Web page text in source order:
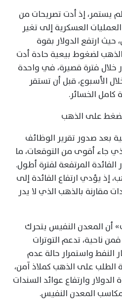
يستمر، إذ أدت تصريحات من
العسكرية إلى تغير
ارتفع الدولار بقوة
لضغوط بيعية حادة أدت
بنحو 200 دولار خلال فترة قصيرة، في واحدة
الأسبوع، قبل أن تستقر
كامل الخسائر.
تضغط على الذهب
بعد صدور تقرير الوظائف
جاء أقوى من التوقعات، ما
الفائدة المرتفعة لفترة أطول.
إذ يؤدي ارتفاع الفائدة إلى
مقارنة بالذهب الذي لا يدر
أن المعدن النفيس يتحرك
ناحية، تدعم التوترات
النفط واستمرار حالة عدم
الطلب على الذهب كملاذ آمن،
وارتفاع عوائد السندات
المعدن النفيس.